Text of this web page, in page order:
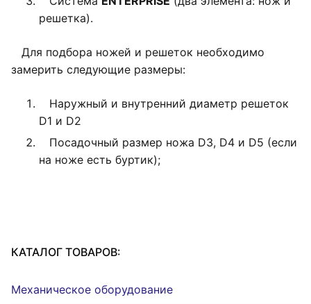
решетка).
Для подбора ножей и решеток необходимо
замерить следующие размеры:
Наружный и внутренний диаметр решеток
D1 и D2
Посадочный размер ножа D3, D4 и D5 (если
на ноже есть буртик);
КАТАЛОГ ТОВАРОВ:
Механическое оборудование